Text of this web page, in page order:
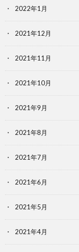
2022年1月
2021年12月
2021年11月
2021年10月
2021年9月
2021年8月
2021年7月
2021年6月
2021年5月
2021年4月